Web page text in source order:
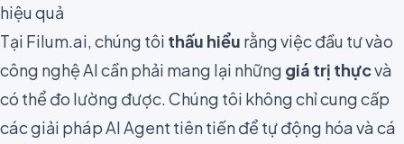
hiệu quả
Tại Filum.ai, chúng tôi thấu hiểu rằng việc đầu tư vào
công nghệ AI cần phải mang lại những giá trị thựcvà
có thể đo lường được. Chúng tôi không chỉ cung cấp
các giải pháp AI Agent tiên tiến để tự động hóa và cá